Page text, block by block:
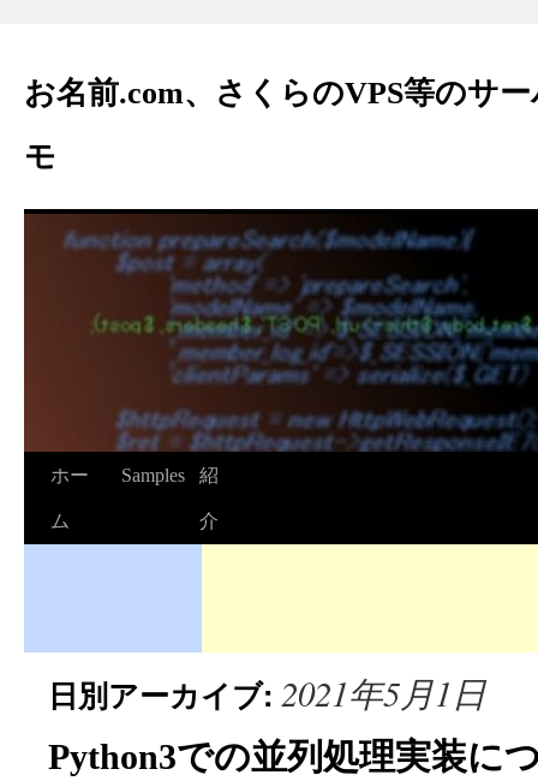
お名前.com、さくらのVPS等のサ
モ
ホー
ム
Samples 紹
介
日別アーカイブ: 2021年5月1日
Python3での並列処理実装に